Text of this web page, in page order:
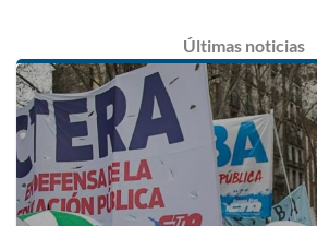
Últimas noticias